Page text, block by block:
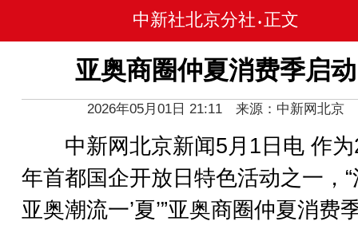
中新社北京分社 • 正文
亚奥商圈仲夏消费季启动
2026年05月01日 21:11 来源：中新网北京
中新网北京新闻5月1日电 作为
年首都国企开放日特色活动之一，
亚奥潮流一’夏’”亚奥商圈仲夏消费